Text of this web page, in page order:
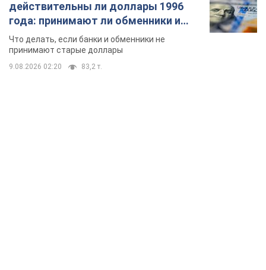
действительны ли доллары 1996
года: принимают ли обменники и
банки такие купюры
Что делать, если банки и обменники не
принимают старые доллары
9.08.2026 02:20 83,2 т.